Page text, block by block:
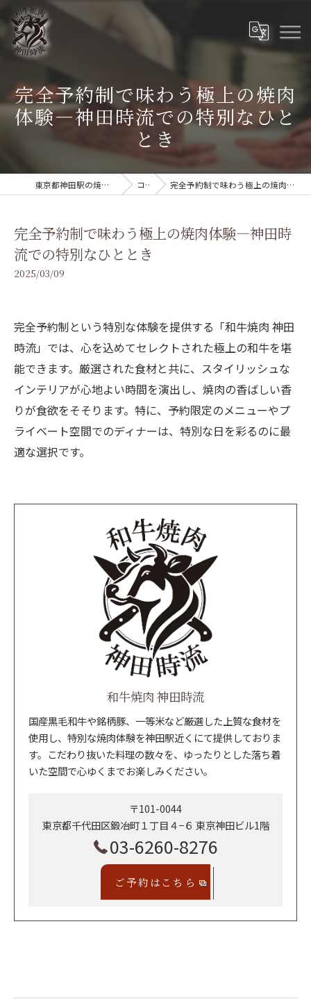
完全予約制で味わう極上の焼肉
体験—神田時流での特別なひと
とき
東京都神田駅の焼肉なら和牛焼肉 神田時流 コラム 完全予約制で味わう極上の焼肉体験—神田時流での特別なひととき
完全予約制で味わう極上の焼肉体験—神田時
流での特別なひととき
2025/03/09
完全予約制という特別な体験を提供する「和牛焼肉 神田
時流」では、心を込めてセレクトされた極上の和牛を堪
能できます。厳選された食材と共に、スタイリッシュな
インテリアが心地よい時間を演出し、焼肉の香ばしい香
りが食欲をそそります。特に、予約限定のメニューやプ
ライベート空間でのディナーは、特別な日を彩るのに最
適な選択です。
和牛焼肉 神田時流
国産黒毛和牛や銘柄豚、一等米など厳選した上質な食材を
使用し、特別な焼肉体験を神田駅近くにて提供しておりま
す。こだわり抜いた料理の数々を、ゆったりとした落ち着
いた空間で心ゆくまでお楽しみください。
〒101-0044
東京都千代田区鍛冶町１丁目４−６ 東京神田ビル1階
03-6260-8276
ご予約はこちら